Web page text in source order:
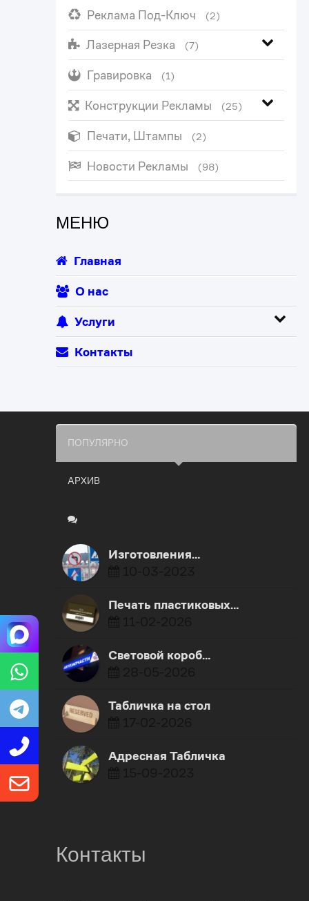
Реклама Под-Ключ (2)
Лазерная Резка (7)
Гравировка (1)
Конструкции Рекламы (25)
Печати, Штампы (2)
Новости Рекламы (98)
МЕНЮ
Главная
О нас
Услуги
Контакты
ПОПУЛЯРНО
АРХИВ
Изготовления…
Печать пластиковых…
Световой короб…
Табличка на стол
Адресная Табличка
Контакты